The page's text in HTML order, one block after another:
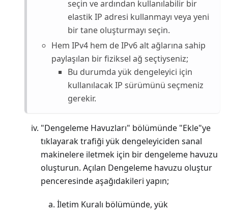
seçin ve ardından kullanılabilir bir
elastik IP adresi kullanmayı veya yeni
bir tane oluşturmayı seçin.
Hem IPv4 hem de IPv6 alt ağlarına sahip
paylaşılan bir fiziksel ağ seçtiyseniz;
Bu durumda yük dengeleyici için
kullanılacak IP sürümünü seçmeniz
gerekir.
"Dengeleme Havuzları" bölümünde "Ekle"ye
tıklayarak trafiği yük dengeleyiciden sanal
makinelere iletmek için bir dengeleme havuzu
oluşturun. Açılan Dengeleme havuzu oluştur
penceresinde aşağıdakileri yapın;
İletim Kuralı bölümünde, yük